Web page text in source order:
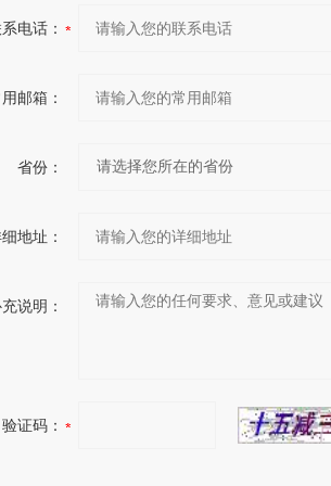
电话：
邮箱：
省份：
地址：
说明：
验证码：